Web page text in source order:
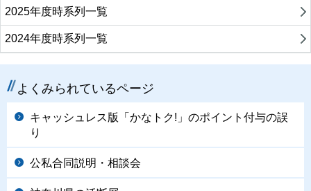
2025年度時系列一覧
2024年度時系列一覧
よくみられているページ
キャッシュレス版「かなトク!」のポイント付与の誤
り
公私合同説明・相談会